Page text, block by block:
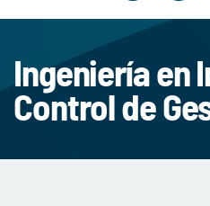
Ingeniería en
Control de